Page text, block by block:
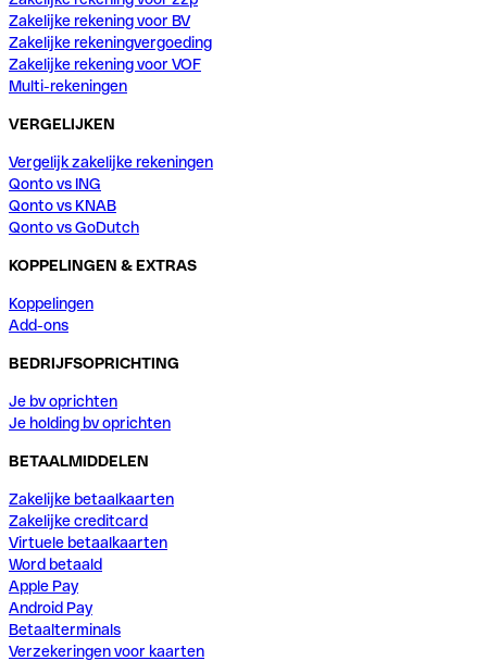
Zakelijke rekening voor BV
Zakelijke rekeningvergoeding
Zakelijke rekening voor VOF
Multi-rekeningen
VERGELIJKEN
Vergelijk zakelijke rekeningen
Qonto vs ING
Qonto vs KNAB
Qonto vs GoDutch
KOPPELINGEN & EXTRAS
Koppelingen
Add-ons
BEDRIJFSOPRICHTING
Je bv oprichten
Je holding bv oprichten
BETAALMIDDELEN
Zakelijke betaalkaarten
Zakelijke creditcard
Virtuele betaalkaarten
Word betaald
Apple Pay
Android Pay
Betaalterminals
Verzekeringen voor kaarten